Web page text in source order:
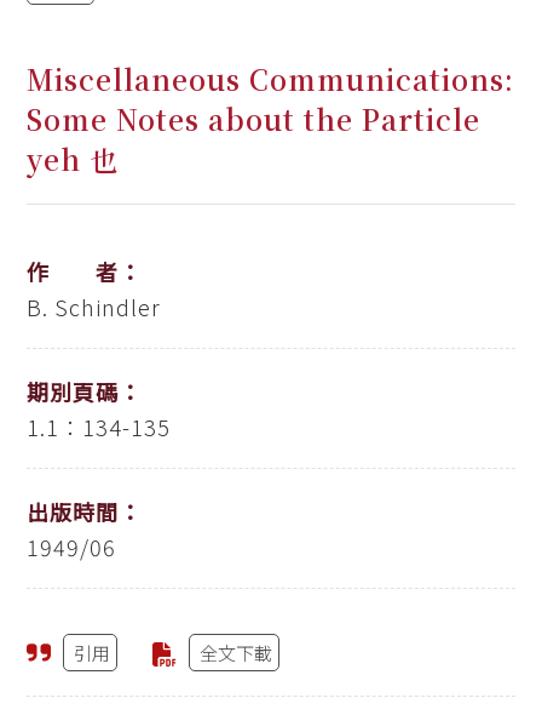
Miscellaneous Communications:
Some Notes about the Particle
yeh 也
作 者：
B. Schindler
期別頁碼：
1.1：134-135
出版時間：
1949/06
引用 全文下載